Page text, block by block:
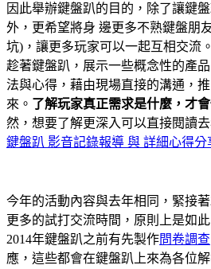
因此舉辦鍵盤趴的目的，除了讓鍵
外，更希望將身 邊更多不熟鍵盤朋
坑)，讓更多玩家可以一起互相交流
趁著鍵盤趴，展示一些概念性的產
法與心得，藉由現場直接的溝通，
來。 了解玩家真正需求是什麼，才
然，想要了解更深入可以直接閱讀去
鍵盤趴 影音記錄報導 與 詳細心得分
今年的活動內容與去年相同，緊接
更多的試打交流時間，原則上是如
2014年鍵盤趴之前有先製作問卷調查
應，這些都會在鍵盤趴上來為各位